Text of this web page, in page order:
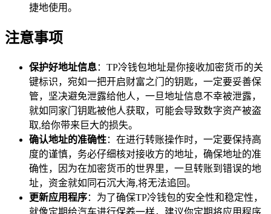
捷地使用。
注意事项
保护好地址信息：TP冷钱包地址是你接收加密货币的关
键标识，宛如一把开启财富之门的钥匙，一定要妥善保
管，坚决避免泄露给他人，一旦地址信息不幸被泄露，
就如同家门钥匙被他人获取，可能会导致数字资产被盗
取,给你带来巨大的损失。
确认地址的准确性：在进行转账操作时，一定要保持高
度的谨慎，务必仔细核对接收方的地址，确保地址的准
确性，因为在加密货币的世界里，一旦转账到错误的地
址，资金就如同石沉大海,将无法追回。
更新应用程序：为了确保TP冷钱包的安全性和稳定性，
就像定期给汽车进行保养一样，建议你定期将应用程序